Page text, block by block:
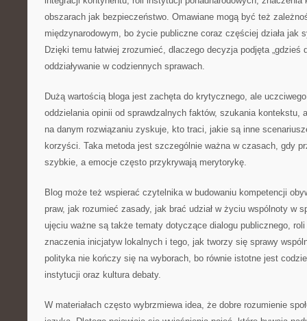
obszarach jak bezpieczeństwo. Omawiane mogą być też
międzynarodowym, bo życie publiczne coraz częściej działa jak
Dzięki temu łatwiej zrozumieć, dlaczego decyzja podjęta „gdzieś
oddziaływanie w codziennych sprawach.
Dużą wartością bloga jest zachęta do krytycznego, ale
oddzielania opinii od sprawdzalnych faktów, szukania kontekstu,
na danym rozwiązaniu zyskuje, kto traci, jakie są inne
korzyści. Taka metoda jest szczególnie ważna w czasach, gdy
szybkie, a emocje często przykrywają merytorykę.
Blog może też wspierać czytelnika w budowaniu kompetencji
praw, jak rozumieć zasady, jak brać udział w życiu wspólnoty w
ujęciu ważne są także tematy dotyczące dialogu publicznego,
znaczenia inicjatyw lokalnych i tego, jak tworzy się sprawy
polityka nie kończy się na wyborach, bo równie istotne jest
instytucji oraz kultura debaty.
W materiałach często wybrzmiewa idea, że dobre rozumienie